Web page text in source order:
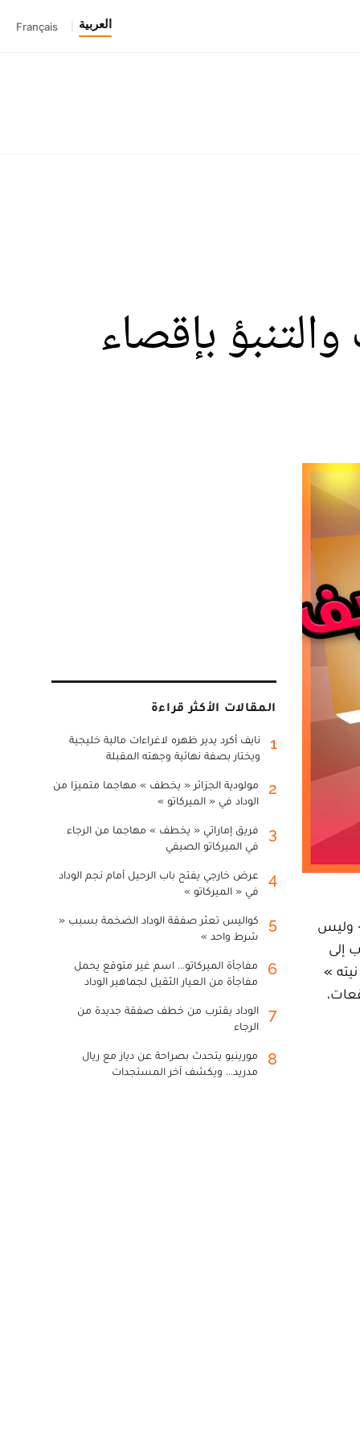
العربية Français
والتنبؤ بإقصاء
- وليس
إلى
»
المقالات الأكثر قراءة
1
نايف أكرد يدير ظهره لاغراءات مالية خليجية
ويختار بصفة نهائية وجهته المقبلة
2
مولودية الجزائر « يخطف » مهاجما متميزا من
الوداد في « الميركاتو »
3
فريق إماراتي « يخطف » مهاجما من الرجاء
في الميركاتو الصيفي
4
عرض خارجي يفتح باب الرحيل أمام نجم الوداد
في « الميركاتو »
5
كواليس تعثر صفقة الوداد الضخمة بسبب «
شرط واحد »
6
مفاجأة الميركاتو... اسم غير متوقع يحمل
مفاجأة من العيار الثقيل لجماهير الوداد
7
الوداد يقترب من خطف صفقة جديدة من
الرجاء
8
مورينيو يتحدث بصراحة عن دياز مع ريال
مدريد... ويكشف آخر المستجدات